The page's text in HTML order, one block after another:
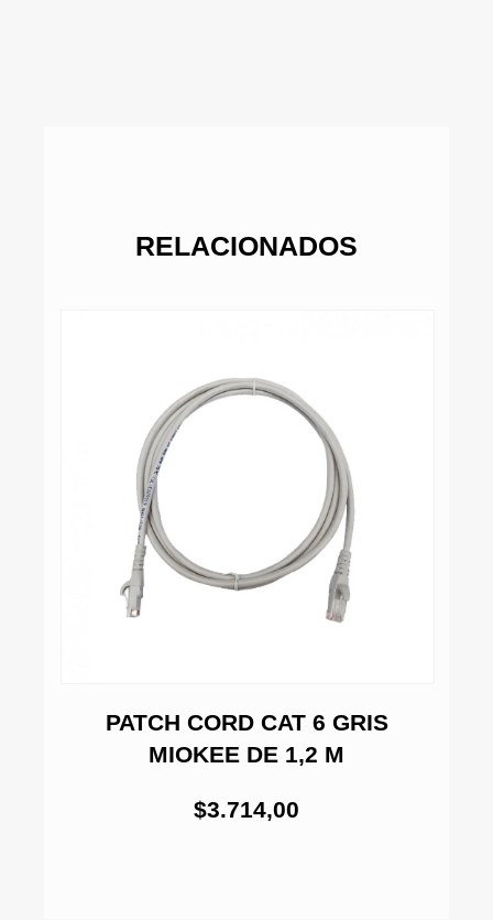
RELACIONADOS
PATCH CORD CAT 6 GRIS
MIOKEE DE 1,2 M
$3.714,00